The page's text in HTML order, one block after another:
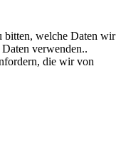
bitten, welche Daten wir
verwenden..
die wir von